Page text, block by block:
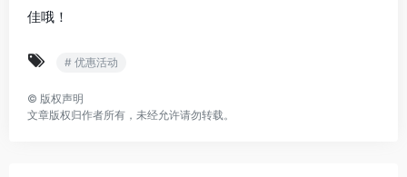
佳哦！
# 优惠活动
© 版权声明
文章版权归作者所有，未经允许请勿转载。